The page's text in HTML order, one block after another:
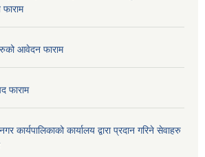
आवेदन फाराम
फाराम
कार्यपालिकाको कार्यालय द्वारा प्रदान गरिने सेवाहरु